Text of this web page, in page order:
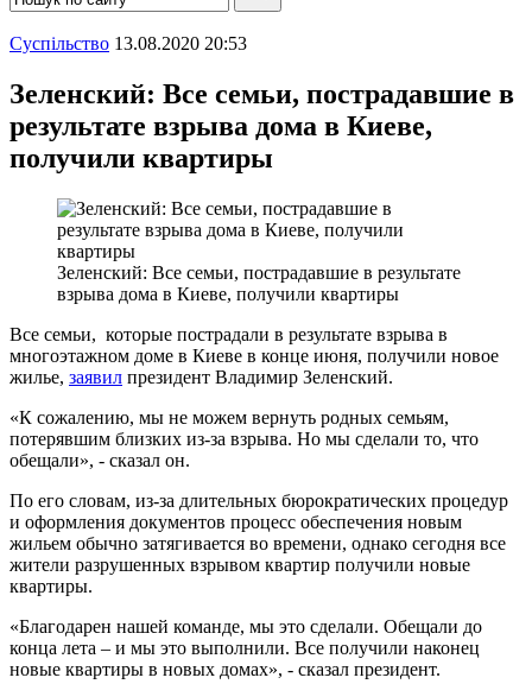
Суспiльство 13.08.2020 20:53
Зеленский: Все семьи, пострадавшие в
результате взрыва дома в Киеве,
получили квартиры
Зеленский: Все семьи, пострадавшие в результате
взрыва дома в Киеве, получили квартиры
Все семьи, которые пострадали в результате взрыва в
многоэтажном доме в Киеве в конце июня, получили новое
жилье, заявил президент Владимир Зеленский.
«К сожалению, мы не можем вернуть родных семьям,
потерявшим близких из-за взрыва. Но мы сделали то, что
обещали», - сказал он.
По его словам, из-за длительных бюрократических процедур
и оформления документов процесс обеспечения новым
жильем обычно затягивается во времени, однако сегодня все
жители разрушенных взрывом квартир получили новые
квартиры.
«Благодарен нашей команде, мы это сделали. Обещали до
конца лета – и мы это выполнили. Все получили наконец
новые квартиры в новых домах», - сказал президент.